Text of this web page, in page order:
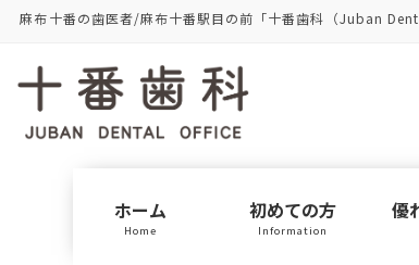
麻布十番の歯医者/麻布十番駅目の前「十番歯科（Juban
ホーム
Home
初めての方
Information
優